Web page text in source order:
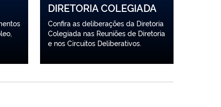
DIRETORIA COLEGIADA
Confira as deliberações da Diretoria
Colegiada nas Reuniões de Diretoria
e nos Circuitos Deliberativos.